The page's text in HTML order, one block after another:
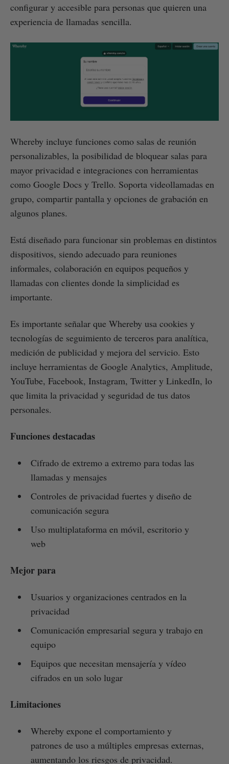
configurar y accesible para personas que quieren una
experiencia de llamadas sencilla.
Whereby incluye funciones como salas de reunión
personalizables, la posibilidad de bloquear salas para
mayor privacidad e integraciones con herramientas
como Google Docs y Trello. Soporta videollamadas en
grupo, compartir pantalla y opciones de grabación en
algunos planes.
Está diseñado para funcionar sin problemas en distintos
dispositivos, siendo adecuado para reuniones
informales, colaboración en equipos pequeños y
llamadas con clientes donde la simplicidad es
importante.
Es importante señalar que Whereby usa cookies y
tecnologías de seguimiento de terceros para analítica,
medición de publicidad y mejora del servicio. Esto
incluye herramientas de Google Analytics, Amplitude,
YouTube, Facebook, Instagram, Twitter y LinkedIn, lo
que limita la privacidad y seguridad de tus datos
personales.
Funciones destacadas
Cifrado de extremo a extremo para todas las
llamadas y mensajes
Controles de privacidad fuertes y diseño de
comunicación segura
Uso multiplataforma en móvil, escritorio y
web
Mejor para
Usuarios y organizaciones centrados en la
privacidad
Comunicación empresarial segura y trabajo en
equipo
Equipos que necesitan mensajería y vídeo
cifrados en un solo lugar
Limitaciones
Whereby expone el comportamiento y
patrones de uso a múltiples empresas externas,
aumentando los riesgos de privacidad.